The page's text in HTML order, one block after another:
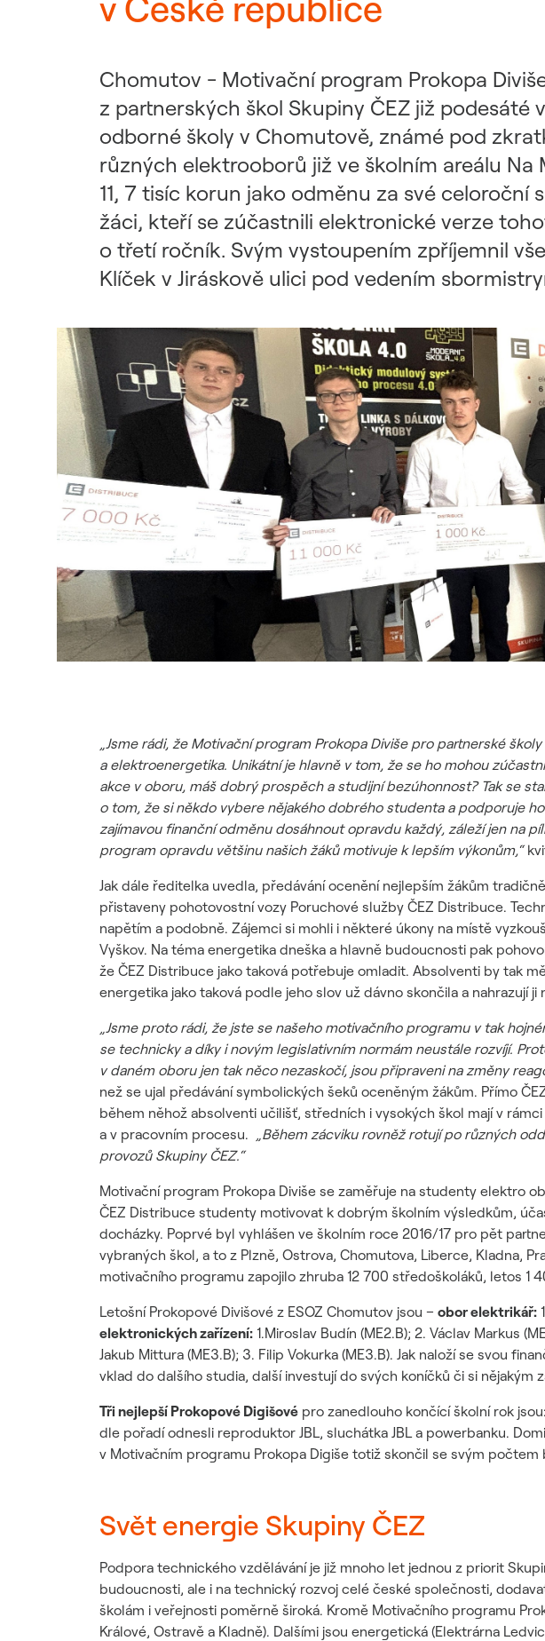
Udržitelný dodavatelský
řetězec / ESG dotazník
Chomutov - Motivační program Prokopa
z partnerských škol Skupiny ČEZ již podesáté
odborné školy v Chomutově, známé pod
různých elektrooborů již ve školním areálu
11, 7 tisíc korun jako odměnu za své
žáci, kteří se zúčastnili elektronické verze
o třetí ročník. Svým vystoupením zpříjemnil
Klíček v Jiráskově ulici pod vedením
„Jsme rádi, že Motivační program Prokopa Diviše pro partnerské
a elektroenergetika. Unikátní je hlavně v tom, že se ho mohou
akce v oboru, máš dobrý prospěch a studijní bezúhonnost? Tak se
o tom, že si někdo vybere nějakého dobrého studenta a podporuje
zajímavou finanční odměnu dosáhnout opravdu každý, záleží jen na
program opravdu většinu našich žáků motivuje k lepším výkonům,“
Jak dále ředitelka uvedla, předávání ocenění nejlepším žákům
přistaveny pohotovostní vozy Poruchové služby ČEZ Distribuce.
napětím a podobně. Zájemci si mohli i některé úkony na místě
Vyškov. Na téma energetika dneška a hlavně budoucnosti pak
že ČEZ Distribuce jako taková potřebuje omladit. Absolventi by tak
energetika jako taková podle jeho slov už dávno skončila a nahrazují
„Jsme proto rádi, že jste se našeho motivačního programu v tak
se technicky a díky i novým legislativním normám neustále rozvíjí.
v daném oboru jen tak něco nezaskočí, jsou připraveni na změny
než se ujal předávání symbolických šeků oceněným žákům. Přímo
během něhož absolventi učilišť, středních i vysokých škol mají v
a v pracovním procesu. „Během zácviku rovněž rotují po různých
provozů Skupiny ČEZ.“
Motivační program Prokopa Diviše se zaměřuje na studenty elektro
ČEZ Distribuce studenty motivovat k dobrým školním výsledkům,
docházky. Poprvé byl vyhlášen ve školním roce 2016/17 pro pět
vybraných škol, a to z Plzně, Ostrova, Chomutova, Liberce, Kladna,
motivačního programu zapojilo zhruba 12 700 středoškoláků, letos 1
Letošní Prokopové Divišové z ESOZ Chomutov jsou – obor elektrikář:
elektronických zařízení: 1.Miroslav Budín (ME2.B); 2. Václav Markus
Jakub Mittura (ME3.B); 3. Filip Vokurka (ME3.B). Jak naloží se svou
vklad do dalšího studia, další investují do svých koníčků či si nějakým
Tři nejlepší Prokopové Digišové pro zanedlouho končící školní rok
dle pořadí odnesli reproduktor JBL, sluchátka JBL a powerbanku.
v Motivačním programu Prokopa Digiše totiž skončil se svým
Svět energie Skupiny ČEZ
Podpora technického vzdělávání je již mnoho let jednou z priorit
budoucnosti, ale i na technický rozvoj celé české společnosti,
školám i veřejnosti poměrně široká. Kromě Motivačního programu
Králové, Ostravě a Kladně). Dalšími jsou energetická (Elektrárna